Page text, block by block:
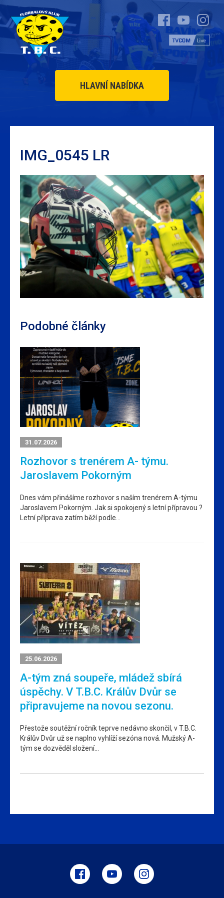
HLAVNÍ NABÍDKA
IMG_0545 LR
Podobné články
31.07.2026
Rozhovor s trenérem A- týmu.
Jaroslavem Pokorným
Dnes vám přinášíme rozhovor s naším trenérem A-týmu
Jaroslavem Pokorným. Jak si spokojený s letní přípravou ?
Letní příprava zatím běží podle…
25.06.2026
A-tým zná soupeře, mládež sbírá
úspěchy. V T.B.C. Králův Dvůr se
připravujeme na novou sezonu.
Přestože soutěžní ročník teprve nedávno skončil, v T.B.C.
Králův Dvůr už se naplno vyhlíží sezóna nová. Mužský A-
tým se dozvěděl složení…